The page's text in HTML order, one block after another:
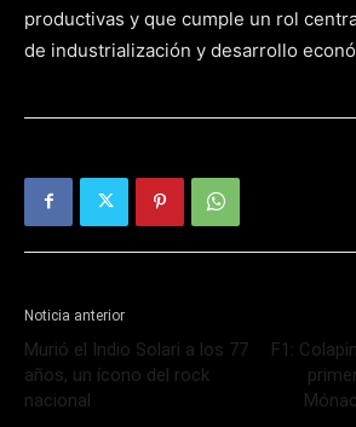
productivas y que cumple un rol
de industrialización y desarrollo
Noticia anterior
Murió el Indio Solari a los 77
años, un ícono del rock
nacional
F1: